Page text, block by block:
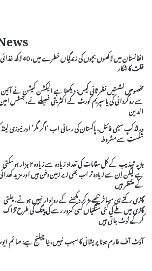
افغانستان میں لاکھوں بچوں کی زندگیاں خطرے میں، 40 لاکھ غذائی
قلت کا شکار
مخصوص نشستیں نظر ثانی کیس: دیکھنا ہے الیکشن کمیشن نے آئین
سے روگردانی کی یا سپریم کورٹ کے اکثریتی فیصلے نے، جسٹس
الدین
ورلڈ کپ سیمی فائنل، پاکستان کی رسائی اب ‘اگر مگر’ اور نیوزی
شکست سے مشروط
ہڑپہ تہذیب کے کل مقامات کی تعداد زیادہ سے زیادہ ۲ ہزار ہوسکتی
ہے لیکن اِن سے زیادہ تر اب بھی زیر زمین دفن ہیں اور مزید
کے منتظر ہیں
گاڑی رکتے ہی مسافر پیچھے مڑ کر دیکھنے کے روادار نہیں ہوتے، چلتی
گاڑی میں طے کی گئی منگنیاں کسی کمزور رسے کی پینگ کی طرح تڑاک
کرکے ٹوٹ جاتی ہیں
آؤٹ آف فارم ہونا پریشانی کا سبب نہیں، نیا چیلنج ہے: صائم